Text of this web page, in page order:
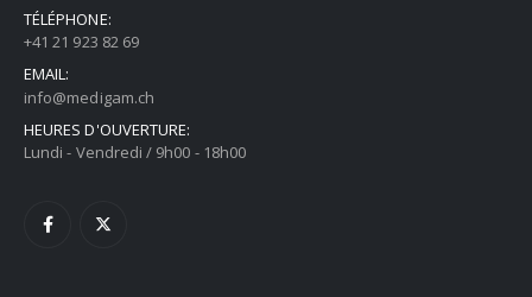
TÉLÉPHONE:
+41 21 923 82 69
EMAIL:
info@medigam.ch
HEURES D'OUVERTURE:
Lundi - Vendredi / 9h00 - 18h00